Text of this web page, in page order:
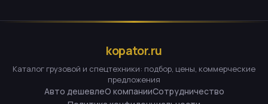
kopator.ru
Каталог грузовой и спецтехники: подбор, цены, коммерческие
предложения
Авто дешевлеО компанииСотрудничество